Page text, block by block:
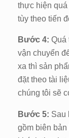
thực hiện quá
tùy theo tiến
Bước 4: Quá
vận chuyển
xa thì sản
đặt theo tài
chúng tôi sẽ
Bước 5: Sau
gồm biên